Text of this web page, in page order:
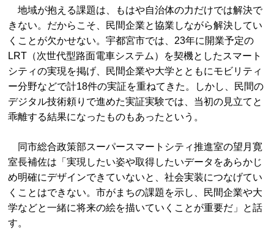
地域が抱える課題は、もはや自治体の力だけでは解決で
きない。だからこそ、民間企業と協業しながら解決してい
くことが欠かせない。宇都宮市では、23年に開業予定の
LRT（次世代型路面電車システム）を契機としたスマート
シティの実現を掲げ、民間企業や大学とともにモビリティ
ー分野などで計18件の実証を重ねてきた。しかし、民間の
デジタル技術頼りで進めた実証実験では、当初の見立てと
乖離する結果になったものもあったという。
同市総合政策部スーパースマートシティ推進室の望月寛
室長補佐は「実現したい姿や取得したいデータをあらかじ
め明確にデザインできていないと、社会実装につなげてい
くことはできない。市がまちの課題を示し、民間企業や大
学などと一緒に将来の絵を描いていくことが重要だ」と話
す。